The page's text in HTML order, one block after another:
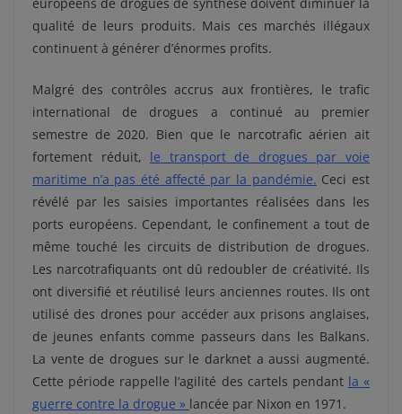
qualité de leurs produits. Mais ces marchés illégaux
continuent à générer d’énormes profits.
Malgré des contrôles accrus aux frontières, le trafic
international de drogues a continué au premier
semestre de 2020. Bien que le narcotrafic aérien ait
fortement réduit, le transport de drogues par voie
maritime n’a pas été affecté par la pandémie. Ceci est
révélé par les saisies importantes réalisées dans les
ports européens. Cependant, le confinement a tout de
même touché les circuits de distribution de drogues.
Les narcotrafiquants ont dû redoubler de créativité. Ils
ont diversifié et réutilisé leurs anciennes routes. Ils ont
utilisé des drones pour accéder aux prisons anglaises,
de jeunes enfants comme passeurs dans les Balkans.
La vente de drogues sur le darknet a aussi augmenté.
Cette période rappelle l’agilité des cartels pendant la «
guerre contre la drogue » lancée par Nixon en 1971.